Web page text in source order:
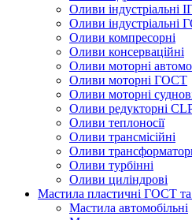
Оливи індустріальні
Оливи індустріальні
Оливи компресорні
Оливи консерваційні
Оливи моторні
Оливи моторні ГОСТ
Оливи моторні
Оливи редукторні
Оливи теплоносії
Оливи трансмісійні
Оливи
Оливи турбінні
Оливи циліндрові
Мастила пластичні ГОСТ
Мастила автомобільні